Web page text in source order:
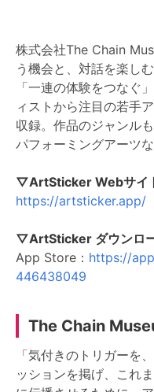
株式会社The Chain
う機会と、対話を楽し
「一連の体験をつなぐ
ィストから注目の若手
収録。作品のジャンル
パフォーミングアーツ
▽ArtSticker Webサイ
https://artsticker.app/
▽ArtSticker ダウンロ
App Store： https://
446438049
The Chain
「気付きのトリガーを
ッションを掲げ、これ